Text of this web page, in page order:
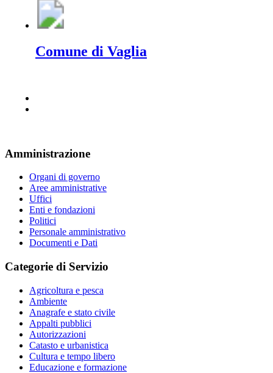
Comune di Vaglia
Amministrazione
Organi di governo
Aree amministrative
Uffici
Enti e fondazioni
Politici
Personale amministrativo
Documenti e Dati
Categorie di Servizio
Agricoltura e pesca
Ambiente
Anagrafe e stato civile
Appalti pubblici
Autorizzazioni
Catasto e urbanistica
Cultura e tempo libero
Educazione e formazione